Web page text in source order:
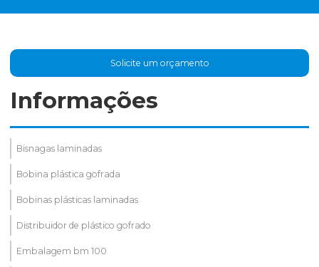
Solicite um orçamento
Informações
Bisnagas laminadas
Bobina plástica gofrada
Bobinas plásticas laminadas
Distribuidor de plástico gofrado
Embalagem bm 100